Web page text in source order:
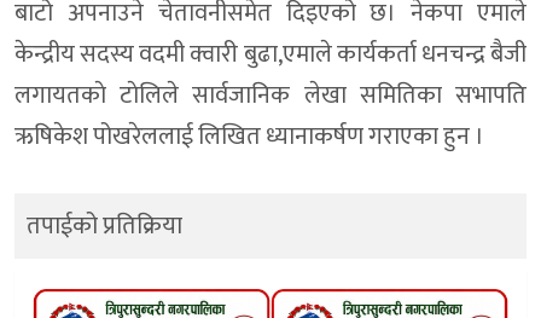
बाटो अपनाउने चेतावनीसमेत दिइएको छ। नेकपा एमाले
केन्द्रीय सदस्य वदमी क्वारी बुढा,एमाले कार्यकर्ता धनचन्द्र बैजी
लगायतकाे टाेलिले सार्वजानिक लेखा समितिका सभापति
ऋषिकेश पोखरेललाई लिखित ध्यानाकर्षण गराएका हुन ।
तपाईको प्रतिक्रिया